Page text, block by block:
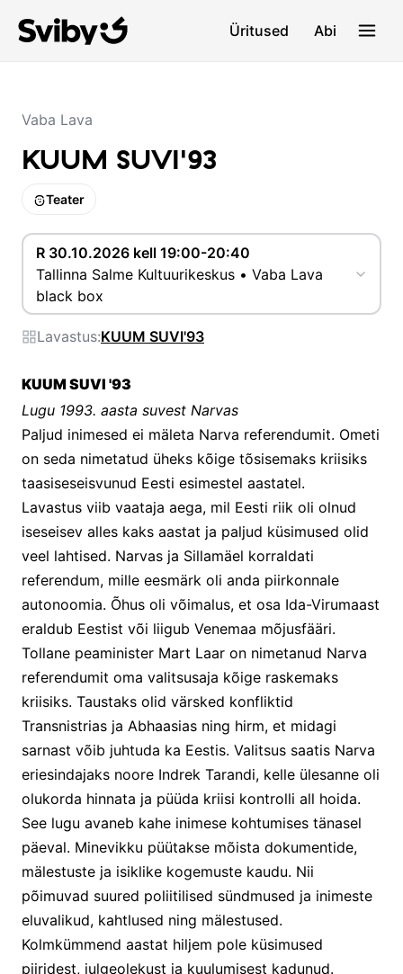
Üritused Abi
Vaba Lava
KUUM SUVI'93
Teater
R 30.10.2026 kell 19:00-20:40
Tallinna Salme Kultuurikeskus • Vaba Lava
black box
Lavastus:KUUM SUVI'93
KUUM SUVI '93
Lugu 1993. aasta suvest Narvas
Paljud inimesed ei mäleta Narva referendumit. Ometi
on seda nimetatud üheks kõige tõsisemaks kriisiks
taasiseseisvunud Eesti esimestel aastatel.
Lavastus viib vaataja aega, mil Eesti riik oli olnud
iseseisev alles kaks aastat ja paljud küsimused olid
veel lahtised. Narvas ja Sillamäel korraldati
referendum, mille eesmärk oli anda piirkonnale
autonoomia. Õhus oli võimalus, et osa Ida-Virumaast
eraldub Eestist või liigub Venemaa mõjusfääri.
Tollane peaminister Mart Laar on nimetanud Narva
referendumit oma valitsusaja kõige raskemaks
kriisiks. Taustaks olid värsked konfliktid
Transnistrias ja Abhaasias ning hirm, et midagi
sarnast võib juhtuda ka Eestis. Valitsus saatis Narva
eriesindajaks noore Indrek Tarandi, kelle ülesanne oli
olukorda hinnata ja püüda kriisi kontrolli all hoida.
See lugu avaneb kahe inimese kohtumises tänasel
päeval. Minevikku püütakse mõista dokumentide,
mälestuste ja isiklike kogemuste kaudu. Nii
põimuvad suured poliitilised sündmused ja inimeste
eluvalikud, kahtlused ning mälestused.
Kolmkümmend aastat hiljem pole küsimused
piiridest, julgeolekust ja kuulumisest kadunud.